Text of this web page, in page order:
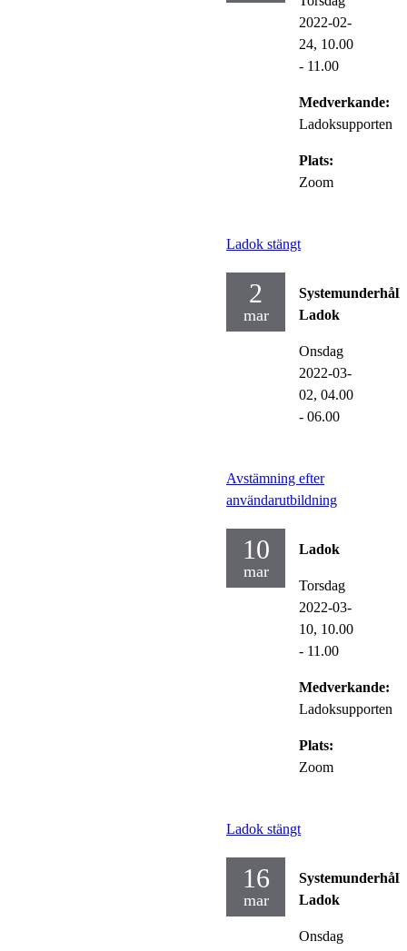
2022-02-
24, 10.00
- 11.00
Medverkande:
Ladoksupporten
Plats:
Zoom
Ladok stängt
2
mar
Systemunderhåll
Ladok
Onsdag
2022-03-
02, 04.00
- 06.00
Avstämning efter
användarutbildning
10
mar
Ladok
Torsdag
2022-03-
10, 10.00
- 11.00
Medverkande:
Ladoksupporten
Plats:
Zoom
Ladok stängt
16
mar
Systemunderhåll
Ladok
Onsdag